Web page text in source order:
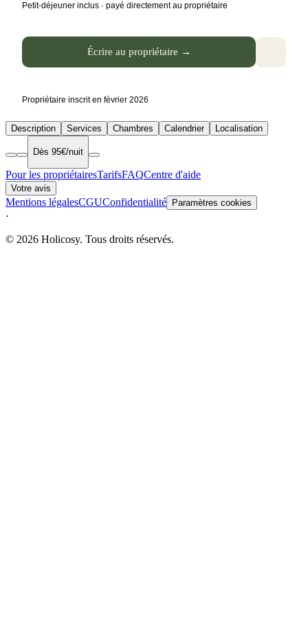
Petit-déjeuner inclus · payé directement au propriétaire
Écrire au propriétaire →
Propriétaire inscrit en février 2026
Description Services Chambres Calendrier Localisation
Dès 95€/nuit
Pour les propriétairesTarifsFAQCentre d'aide
Votre avis
Mentions légalesCGUConfidentialité Paramètres cookies
·
© 2026 Holicosy. Tous droits réservés.